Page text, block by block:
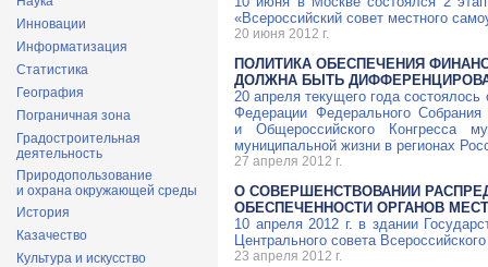
Инновации
Информатизация
Статистика
География
Пограничная зона
Градостроительная
деятельность
Природопользование
и охрана окружающей среды
История
Казачество
Культура и искусство
«Всероссийский совет местного
20 июня 2012 г.
ПОЛИТИКА ОБЕСПЕЧЕНИЯ
ДОЛЖНА БЫТЬ
20 апреля текущего года
Федерации Федерального
и Общероссийского Конгресса
муниципальной жизни в регионах
27 апреля 2012 г.
О СОВЕРШЕНСТВОВАНИИ
ОБЕСПЕЧЕННОСТИ ОРГАНОВ
10 апреля 2012 г. в здании
Центрального совета
23 апреля 2012 г.